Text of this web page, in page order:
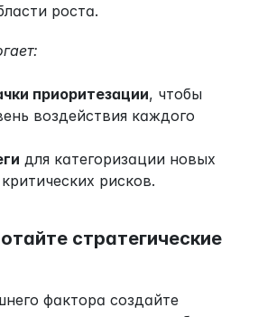
роста.
приоритезации, чтобы
воздействия каждого
для категоризации новых
рисков.
стратегические